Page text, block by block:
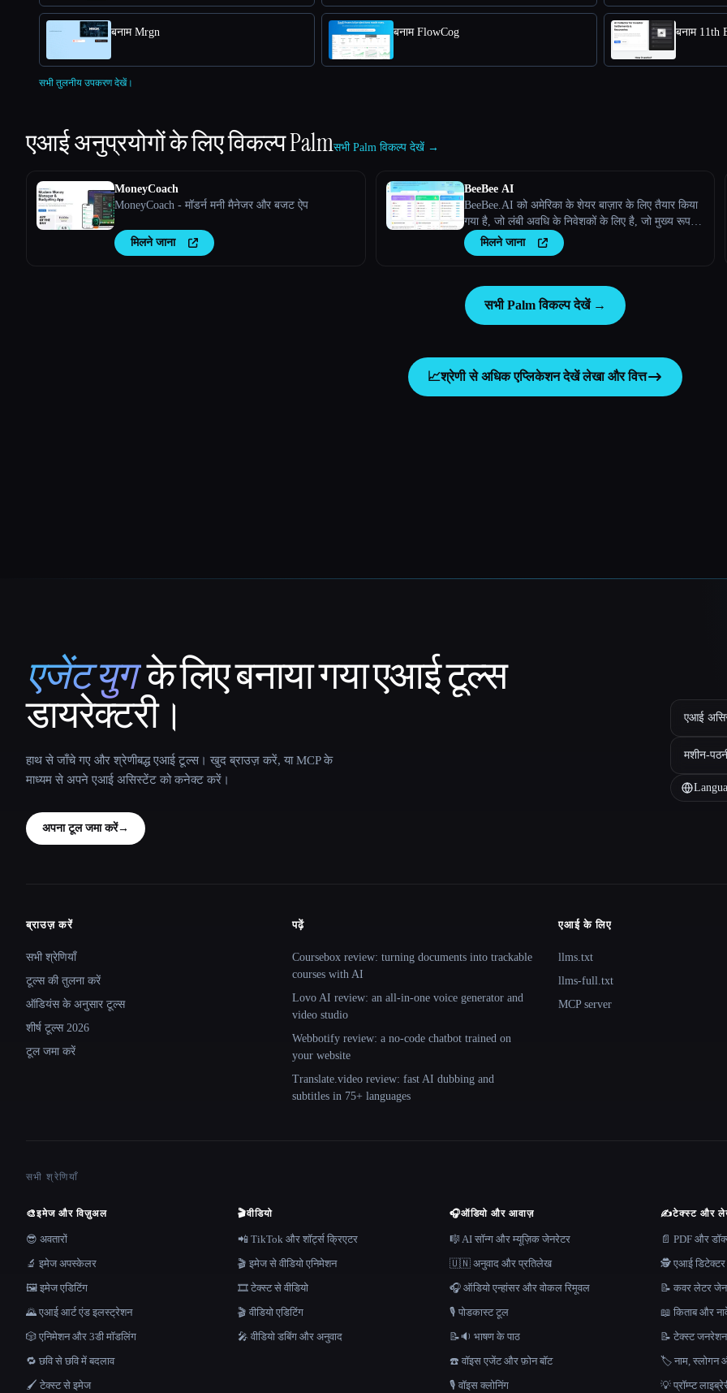
बनाम Mrgn बनाम FlowCog बनाम 11th
सभी तुलनीय उपकरण देखें।
एआई अनुप्रयोगों के लिए विकल्पPalmसभी Palm विकल्प देखें →
MoneyCoach
MoneyCoach - मॉडर्न मनी मैनेजर और बजट ऐप
मिलने जाना
BeeBee AI
BeeBee.AI को अमेरिका के शेयर बाज़ार के लिए तैयार किया
गया है, जो लंबी अवधि के निवेशकों के लिए है, जो मुख्य रूप से
फ़ंडामेंटल विश्लेषण पर ध्यान देते हैं, और जो डेटा और
जानकारी को महत्व देते हैं।
मिलने जाना
सभी Palm विकल्प देखें →
📈श्रेणी से अधिक एप्लिकेशन देखेंलेखा और वित्त
That AI Collection
एजेंट युग के लिए बनाया गया एआई टूल्स
डायरेक्टरी।
हाथ से जाँचे गए और श्रेणीबद्ध एआई टूल्स। खुद ब्राउज़ करें, या MCP के
माध्यम से अपने एआई असिस्टेंट को कनेक्ट करें।
अपना टूल जमा करें→
एआई
मशीन-
Site navigation
ब्राउज़ करें
सभी श्रेणियाँ
टूल्स की तुलना करें
ऑडियंस के अनुसार टूल्स
शीर्ष टूल्स 2026
टूल जमा करें
पढ़ें
Coursebox review: turning documents into trackable
courses with AI
Lovo AI review: an all-in-one voice generator and
video studio
Webbotify review: a no-code chatbot trained on
your website
Translate.video review: fast AI dubbing and
subtitles in 75+ languages
एआई के लिए
llms.txt
llms-full.txt
MCP server
सभी श्रेणियाँ
🎨इमेज और विज़ुअल
😎 अवतारों
🔬 इमेज अपस्केलर
🖼️ इमेज एडिटिंग
🌄 एआई आर्ट एंड इलस्ट्रेशन
🎲 एनिमेशन और 3डी मॉडलिंग
🔁 छवि से छवि में बदलाव
🖌️ टेक्स्ट से इमेज
🎬वीडियो
📲 TikTok और शॉर्ट्स क्रिएटर
🎬 इमेज से वीडियो एनिमेशन
🎞️ टेक्स्ट से वीडियो
🎬 वीडियो एडिटिंग
🎤 वीडियो डबिंग और अनुवाद
🎧ऑडियो और आवाज़
🎼 AI सॉन्ग और म्यूज़िक जेनरेटर
🇺🇳 अनुवाद और प्रतिलेख
🎧 ऑडियो एन्हांसर और वोकल रिमूवल
🎙️ पोडकास्ट टूल
📝🔉 भाषण के पाठ
☎️ वॉइस एजेंट और फ़ोन बॉट
🎙️ वॉइस क्लोनिंग
✍️टेक्स्ट और
📄 PDF और
🕵️ एआई डिटेक्टर
📝 कवर लेटर
📖 किताब और
📝 टेक्स्ट जनरेशन
🏷️ नाम, स्लोगन
💡 प्रॉम्प्ट